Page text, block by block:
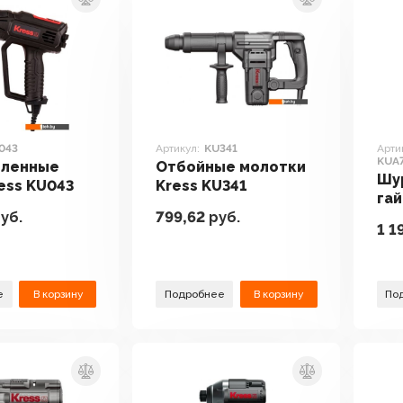
KU043
В корзину
Артикул: KU341
Отбойные молотки
Kress KU341
799,62 руб.
Подробнее В корзину
1